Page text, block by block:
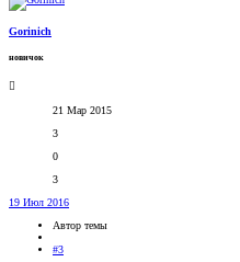
Gorinich
новичок
21 Мар 2015
3
0
3
19 Июл 2016
Автор темы
#3